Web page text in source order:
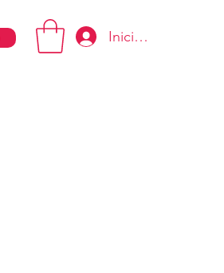
Iniciar sesión